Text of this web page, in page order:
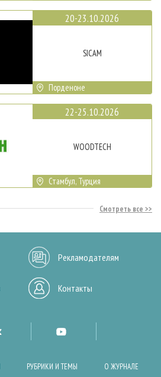
20-23.10.2026
SICAM
Порденоне
22-25.10.2026
WOODTECH
Стамбул, Турция
Смотреть все
Рекламодателям
Контакты
РУБРИКИ И ТЕМЫ О ЖУРНАЛЕ